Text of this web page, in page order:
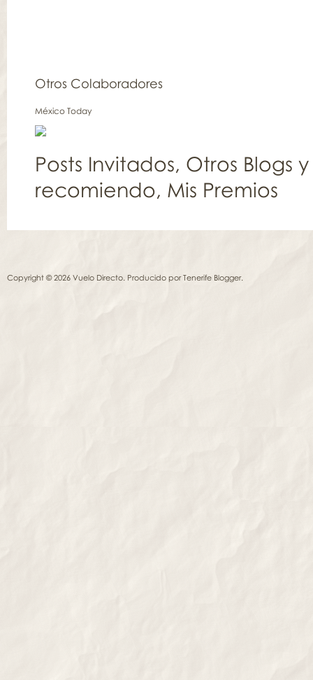
Otros Colaboradores
México Today
Posts Invitados, Otros Blogs
recomiendo, Mis Premios
Copyright © 2026 Vuelo Directo. Producido porTenerife Blogger.